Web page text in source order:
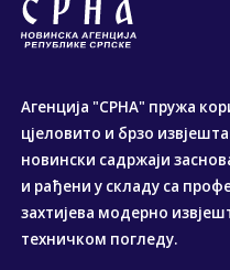
Агенција "СРНА" пружа
цјеловито и брзо
новински садржаји
и рађени у складу са
захтијева модерно
техничком погледу.